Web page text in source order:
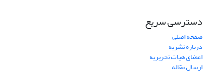
دسترسی سریع
صفحه اصلی
درباره نشریه
اعضای هیات تحریریه
ارسال مقاله